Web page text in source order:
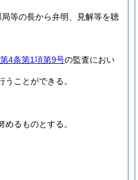
等の長から弁明、見解等を聴
第4条第1項第9号の監査におい
ことができる。
るものとする。